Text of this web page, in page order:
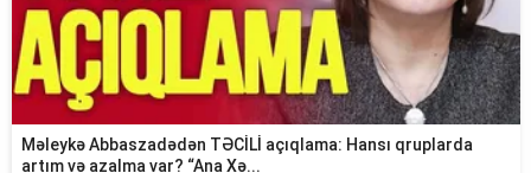
Məleykə Abbaszadədən TƏCİLİ açıqlama: Hansı qruplarda
artım və azalma var? “Ana Xə...